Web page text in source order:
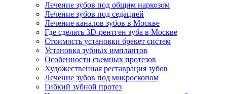
Лечение зубов под общим наркозом
Лечение зубов под седацией
Лечение каналов зубов в Москве
Где сделать 3D-рентген зуба в Москве
Стоимость установки брекет систем
Установка зубных имплантов
Особенности съемных протезов
Художественная реставрация зубов
Лечение зубов под микроскопом
Гибкий зубной протез